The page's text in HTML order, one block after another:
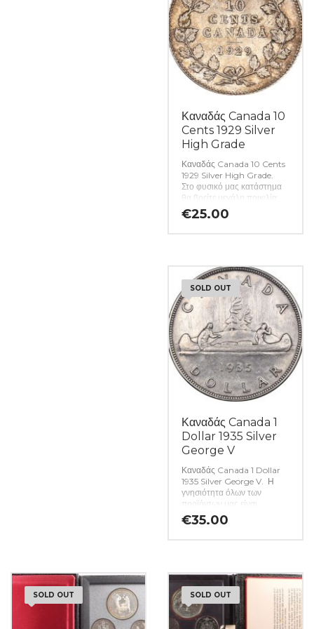
Καναδάς Canada 10
Cents 1929 Silver
High Grade
Καναδάς Canada 10 Cents
1929 Silver High Grade.
Στο φυσικό μας κατάστημα
θα βρείτε μεγάλη ποικιλία
ελληνικών και ξένων
νομισμάτων και
σας. (Κωδ. 7201)
€25.00
SOLD OUT
Καναδάς Canada 1
Dollar 1935 Silver
George V
Καναδάς Canada 1 Dollar
1935 Silver George V. Η
γνησιότητα όλων των
προϊόντων μας είναι
εγγυημένη εφ όρου ζωής
ενώ τυχόν ιδιαιτερότητες –
€35.00
SOLD OUT SOLD OUT